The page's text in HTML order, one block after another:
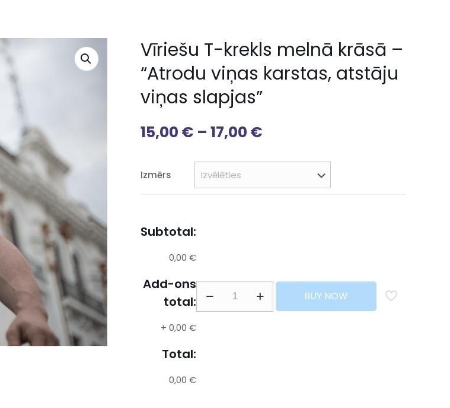
Vīriešu T-krekls melnā krāsā –
“Atrodu viņas karstas, atstāju
viņas slapjas”
15,00 € – 17,00 €
Izmērs
Subtotal:
0,00 €
Add-ons
total:
+ 0,00 €
Total:
0,00 €
BUY NOW